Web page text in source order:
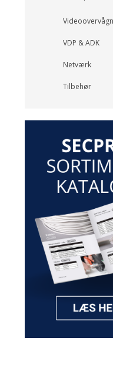
VDP & ADK
Netværk
Tilbehør